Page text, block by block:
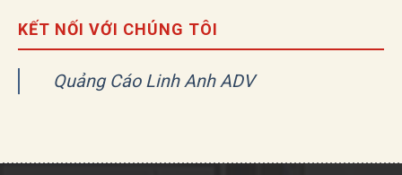
KẾT NỐI VỚI CHÚNG TÔI
Quảng Cáo Linh Anh ADV